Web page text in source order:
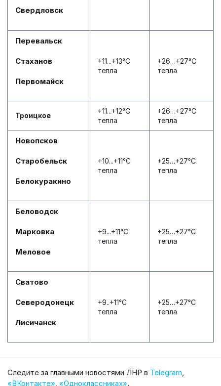
Свердловск
Перевальск
Стаханов
Первомайск
+11...+13°С
тепла
+26…+27°С
тепла
Троицкое
+11...+12°С
тепла
+26…+27°С
тепла
Новопсков
Старобельск
Белокуракино
+10...+11°С
тепла
+25…+27°С
тепла
Беловодск
Марковка
Меловое
+9...+11°С
тепла
+25…+27°С
тепла
Сватово
Северодонецк
Лисичанск
+9..+11°С
тепла
+25…+27°С
тепла
Cледите за главными новостями ЛНР в Telegram,
«ВКонтакте», «Одноклассниках».